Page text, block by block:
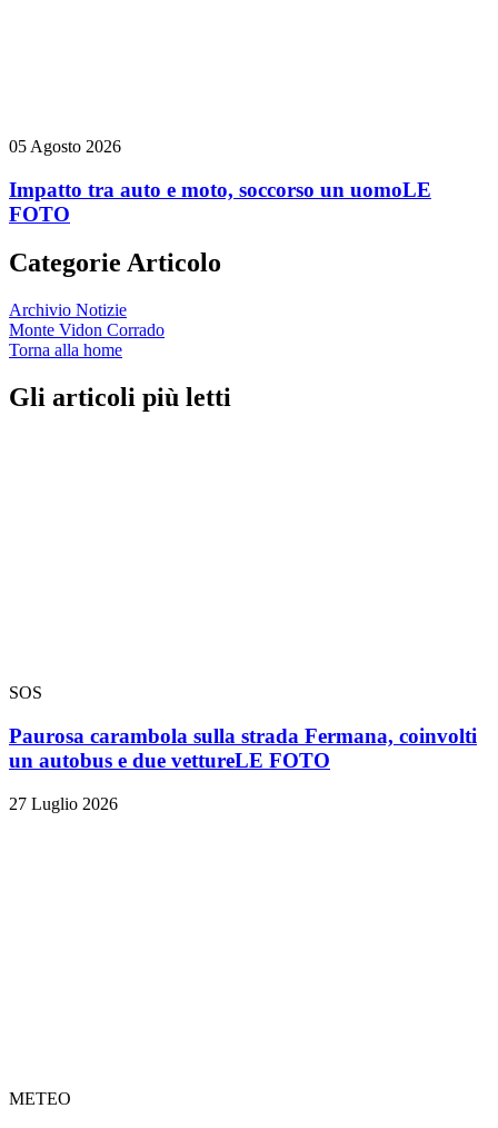
05 Agosto 2026
Impatto tra auto e moto, soccorso un uomoLE
FOTO
Categorie Articolo
Archivio Notizie
Monte Vidon Corrado
Torna alla home
Gli articoli più letti
SOS
Paurosa carambola sulla strada Fermana, coinvolti
un autobus e due vettureLE FOTO
27 Luglio 2026
METEO